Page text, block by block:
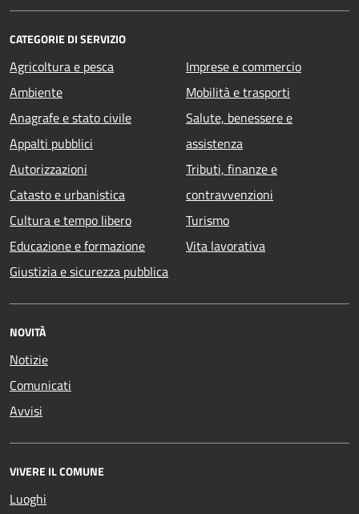
CATEGORIE DI SERVIZIO
Agricoltura e pesca
Ambiente
Anagrafe e stato civile
Appalti pubblici
Autorizzazioni
Catasto e urbanistica
Cultura e tempo libero
Educazione e formazione
Giustizia e sicurezza pubblica
Imprese e commercio
Mobilità e trasporti
Salute, benessere e
assistenza
Tributi, finanze e
contravvenzioni
Turismo
Vita lavorativa
NOVITÀ
Notizie
Comunicati
Avvisi
VIVERE IL COMUNE
Luoghi